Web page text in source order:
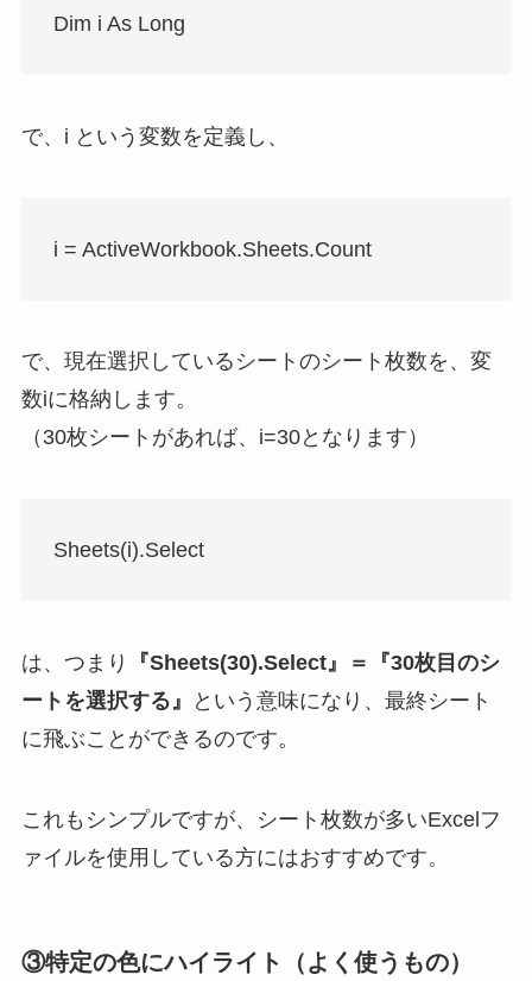
Dim i As Long
で、i という変数を定義し、
i = ActiveWorkbook.Sheets.Count
で、現在選択しているシートのシート枚数を、変
数iに格納します。
（30枚シートがあれば、i=30となります）
Sheets(i).Select
は、つまり
『Sheets(30).Select』＝『30枚目のシ
ートを選択する』
という意味になり、最終シート
に飛ぶことができるのです。
これもシンプルですが、シート枚数が多いExcelフ
ァイルを使用している方にはおすすめです。
③特定の色にハイライト（よく使うもの）